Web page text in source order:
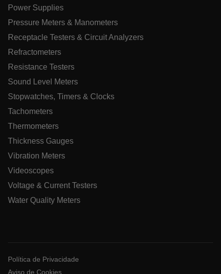
Power Supplies
Pressure Meters & Manometers
Receptacle Testers & Circuit Analyzers
Refractometers
Resistance Testers
Sound Level Meters
Stopwatches, Timers & Clocks
Tachometers
Thermometers
Thickness Gauges
Vibration Meters
Videoscopes
Voltage & Current Testers
Water Quality Meters
Política de Privacidade
Aviso de Cookies
ARRAffinitySameSite
E3SessionID